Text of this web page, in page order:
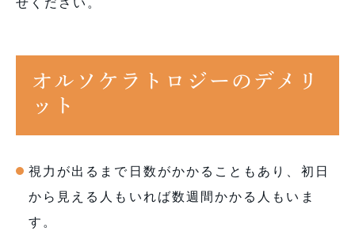
オルソケラトロジーのデメリ
ット
視力が出るまで日数がかかることもあり、初日
から見える人もいれば数週間かかる人もいま
す。